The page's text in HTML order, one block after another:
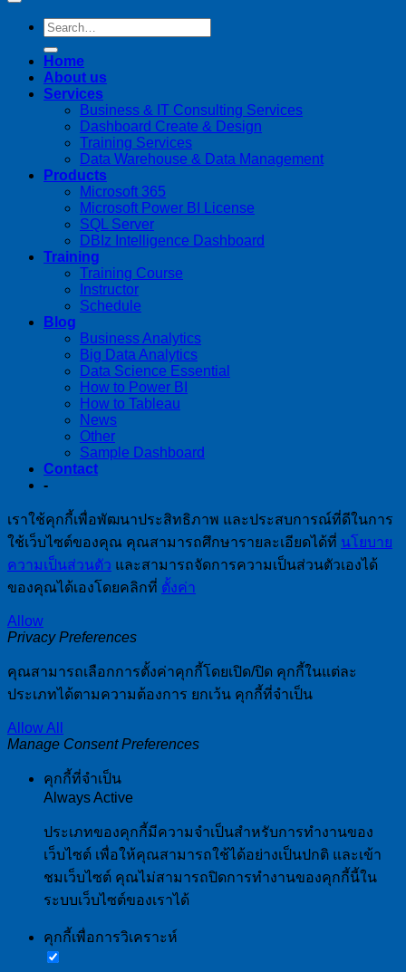
Home
About us
Services
Business & IT Consulting Services
Dashboard Create & Design
Training Services
Data Warehouse & Data Management
Products
Microsoft 365
Microsoft Power BI License
SQL Server
DBIz Intelligence Dashboard
Training
Training Course
Instructor
Schedule
Blog
Business Analytics
Big Data Analytics
Data Science Essential
How to Power BI
How to Tableau
News
Other
Sample Dashboard
Contact
-
เราใช้คุกกี้เพื่อพัฒนาประสิทธิภาพ และประสบการณ์ที่ดีในการ
ใช้เว็บไซต์ของคุณ คุณสามารถศึกษารายละเอียดได้ที่ นโยบาย
ความเป็นส่วนตัว และสามารถจัดการความเป็นส่วนตัวเองได้
ของคุณได้เองโดยคลิกที่ ตั้งค่า
Allow
Privacy Preferences
คุณสามารถเลือกการตั้งค่าคุกกี้โดยเปิด/ปิด คุกกี้ในแต่ละ
ประเภทได้ตามความต้องการ ยกเว้น คุกกี้ที่จำเป็น
Allow All
Manage Consent Preferences
คุกกี้ที่จำเป็น
Always Active
ประเภทของคุกกี้มีความจำเป็นสำหรับการทำงานของ
เว็บไซต์ เพื่อให้คุณสามารถใช้ได้อย่างเป็นปกติ และเข้า
ชมเว็บไซต์ คุณไม่สามารถปิดการทำงานของคุกกี้นี้ใน
ระบบเว็บไซต์ของเราได้
คุกกี้เพื่อการวิเคราะห์